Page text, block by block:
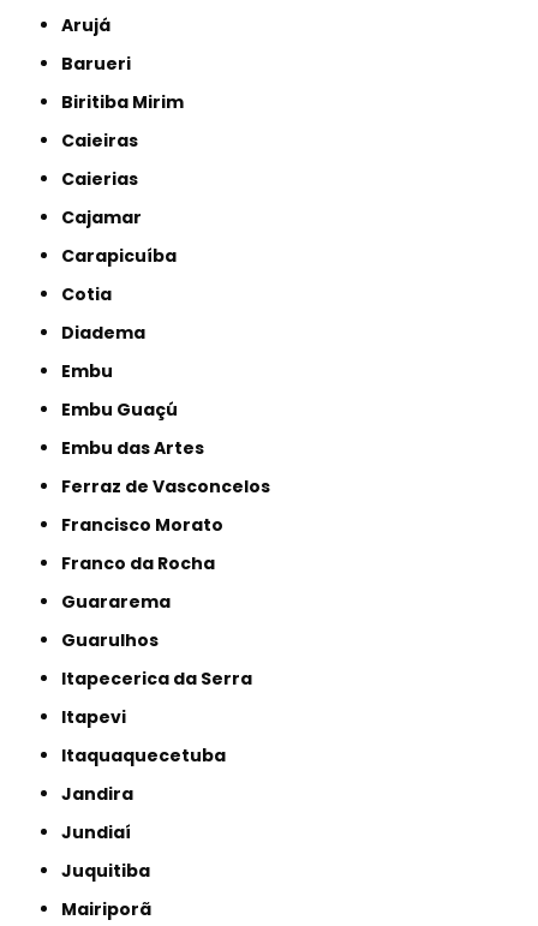
Arujá
Barueri
Biritiba Mirim
Caieiras
Caierias
Cajamar
Carapicuíba
Cotia
Diadema
Embu
Embu Guaçú
Embu das Artes
Ferraz de Vasconcelos
Francisco Morato
Franco da Rocha
Guararema
Guarulhos
Itapecerica da Serra
Itapevi
Itaquaquecetuba
Jandira
Jundiaí
Juquitiba
Mairiporã